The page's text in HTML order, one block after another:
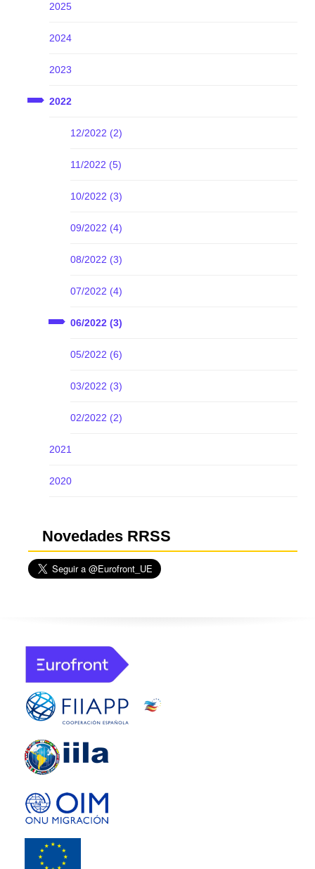
2025
2024
2023
2022
12/2022 (2)
11/2022 (5)
10/2022 (3)
09/2022 (4)
08/2022 (3)
07/2022 (4)
06/2022 (3)
05/2022 (6)
03/2022 (3)
02/2022 (2)
2021
2020
Novedades RRSS